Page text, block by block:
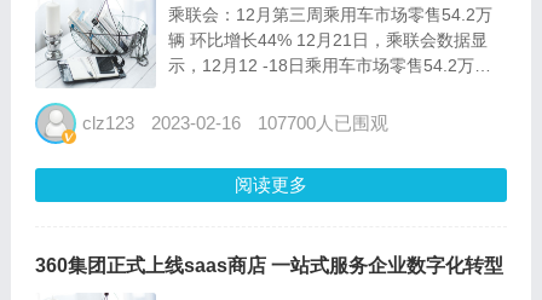
乘联会：12月第三周乘用车市场零售54.2万
辆 环比增长44% 12月21日，乘联会数据显
示，12月12 -18日乘用车市场零售54.2万
月同期增长56%；乘用车批发47.9万辆，同比
clz123 2023-02-16 107700人已围观
阅读更多
360集团正式上线saas商店 一站式服务企业数字化转型